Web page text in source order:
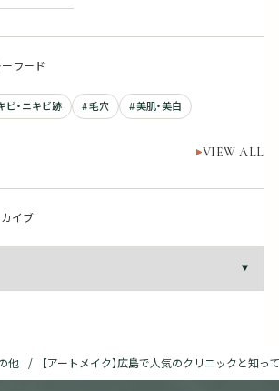
ワード
ビ・ニキビ跡 # 毛穴 # 美肌・美白
VIEW ALL
イブ
他 【アートメイク】広島で人気のクリニックと知っ